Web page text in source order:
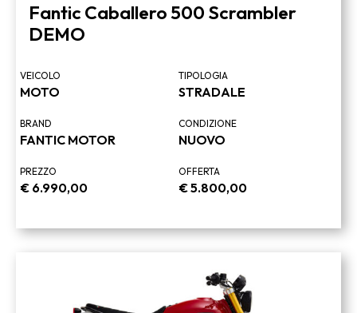
Fantic Caballero 500 Scrambler
DEMO
VEICOLO
MOTO
TIPOLOGIA
STRADALE
BRAND
FANTIC MOTOR
CONDIZIONE
NUOVO
PREZZO
€ 6.990,00
OFFERTA
€5.800,00